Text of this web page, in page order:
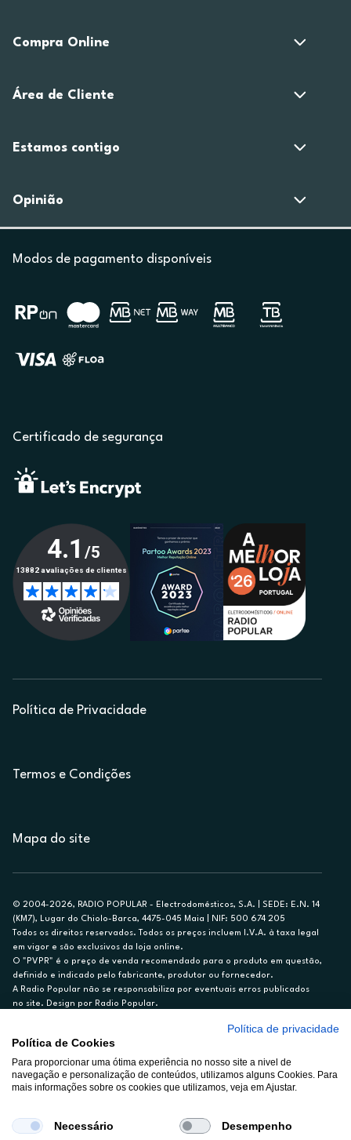
Compra Online
Área de Cliente
Estamos contigo
Opinião
Modos de pagamento disponíveis
Certificado de segurança
Política de Privacidade
Termos e Condições
Mapa do site
© 2004-2026, RADIO POPULAR - Electrodomésticos, S.A. | SEDE: E.N. 14
(KM7), Lugar do Chiolo-Barca, 4475-045 Maia | NIF: 500 674 205
Todos os direitos reservados. Todos os preços incluem I.V.A. à taxa legal
em vigor e são exclusivos da loja online.
O "PVPR" é o preço de venda recomendado para o produto em questão,
definido e indicado pelo fabricante, produtor ou fornecedor.
A Radio Popular não se responsabiliza por eventuais erros publicados
no site. Design por Radio Popular.
Ex. para limite de crédito de €1.500, reembolsado em 12 meses, TAN
14,79%.
Crédito sujeito a aprovação pelo Cetelem, marca BNP Paribas Personal
Finance, S.A., Sucursal em Portugal. Informe-se no 21 721 90 00 (dias
A Rádio Popular – Eletrodomésticos S.A. (Registo BdP848) atua como
intermediário de crédito a título acessório e com exclusividade (registo
Política de privacidade
Política de Cookies
Para proporcionar uma ótima experiência no nosso site a nivel de
navegação e personalização de conteúdos, utilizamos alguns Cookies. Para
mais informações sobre os cookies que utilizamos, veja em Ajustar.
Necessário Desempenho